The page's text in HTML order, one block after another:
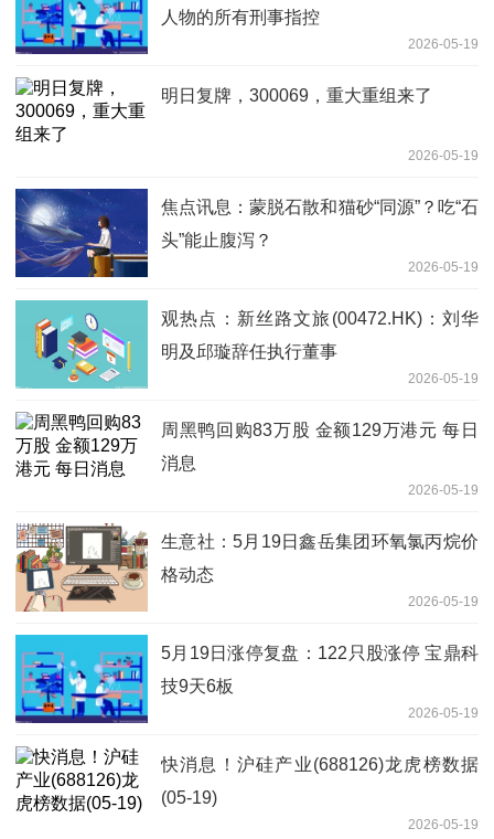
人物的所有刑事指控
2026-05-19
明日复牌，300069，重大重组来了
2026-05-19
焦点讯息：蒙脱石散和猫砂“同源”？吃“石
头”能止腹泻？
2026-05-19
观热点：新丝路文旅(00472.HK)：刘华
明及邱璇辞任执行董事
2026-05-19
周黑鸭回购83万股 金额129万港元 每日
消息
2026-05-19
生意社：5月19日鑫岳集团环氧氯丙烷价
格动态
2026-05-19
5月19日涨停复盘：122只股涨停 宝鼎科
技9天6板
2026-05-19
快消息！沪硅产业(688126)龙虎榜数据
(05-19)
2026-05-19